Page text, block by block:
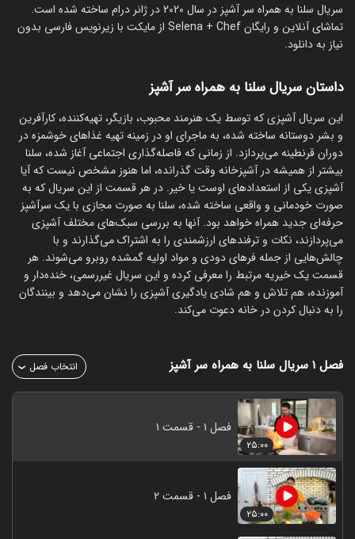
سریال سلنا به همراه سر آشپز در سال 2020 در ژانر درام ساخته شده است.
تماشای آنلاین و رایگان Selena + Chef از مایکت با زیرنویس فارسی بدون
نیاز به دانلود.
داستان سریال سلنا به همراه سر آشپز
این سریال آشپزی که توسط یک هنرمند محبوب، بازیگر، تهیه‌کننده، کارآفرین
و بشر دوستانه ساخته شده، به ماجرای او در زمینه تهیه غذاهای خوشمزه در
دوران قرنطینه می‌پردازد. از زمانی که فاصله‌گذاری اجتماعی آغاز شده، سلنا
بیشتر از همیشه در آشپزخانه وقت گذرانده، اما هنوز مشخص نیست که آیا
آشپزی یکی از استعدادهای اوست یا خیر. در هر قسمت از این سریال که به
صورت خودمانی و واقعی ساخته شده، سلنا به صورت مجازی با یک سرآشپز
حرفه‌ای جدید همراه خواهد بود. آنها به بررسی سبک‌های مختلف آشپزی
می‌پردازند، نکات و ترفندهای ارزشمندی را به اشتراک می‌گذارند و با
چالش‌هایی از جمله فرهای دودی و مواد اولیه گمشده روبرو می‌شوند. هر
قسمت یک خیریه مرتبط را معرفی کرده و این سریال غیررسمی، خنده‌دار و
آموزنده، هم تلاش و هم شادی یادگیری آشپزی را نشان می‌دهد و بینندگان
را به دنبال کردن در خانه دعوت می‌کند.
فصل ۱ سریال سلنا به همراه سر آشپز انتخاب فصل
۲۵:۰۰
فصل ۱ - قسمت ۱
۲۵:۰۰
فصل ۱ - قسمت ۲